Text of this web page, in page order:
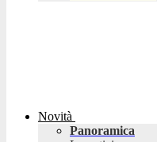
Novità
Panoramica